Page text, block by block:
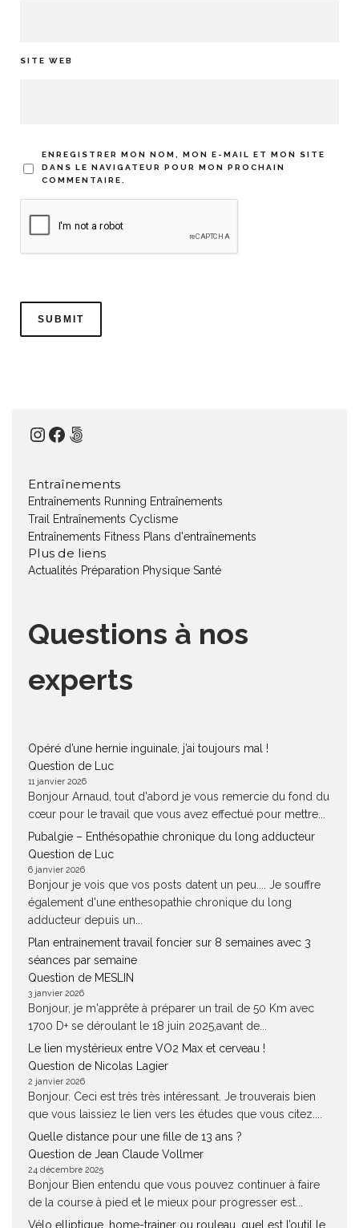
SITE WEB
ENREGISTRER MON NOM, MON E-MAIL ET MON SITE
DANS LE NAVIGATEUR POUR MON PROCHAIN
COMMENTAIRE.
Instagram
Facebook
500px
Entraînements
Entraînements Running Entraînements
Trail
Entraînements Cyclisme
Entraînements Fitness Plans d'entraînements
Plus de liens
Actualités Préparation Physique Santé
Questions à nos
experts
Opéré d’une hernie inguinale, j’ai toujours mal !
Question de Luc
11 janvier 2026
Bonjour Arnaud, tout d'abord je vous remercie du fond du
cœur pour le travail que vous avez effectué pour mettre...
Pubalgie – Enthésopathie chronique du long adducteur
Question de Luc
6 janvier 2026
Bonjour je vois que vos posts datent un peu.... Je souffre
également d'une enthesopathie chronique du long
adducteur depuis un...
Plan entrainement travail foncier sur 8 semaines avec 3
séances par semaine
Question de MESLIN
3 janvier 2026
Bonjour, je m'apprête à préparer un trail de 50 Km avec
1700 D+ se déroulant le 18 juin 2025,avant de...
Le lien mystérieux entre VO2 Max et cerveau !
Question de Nicolas Lagier
2 janvier 2026
Bonjour. Ceci est très très intéressant. Je trouverais bien
que vous laissiez le lien vers les études que vous citez....
Quelle distance pour une fille de 13 ans ?
Question de Jean Claude Vollmer
24 décembre 2025
Bonjour Bien entendu que vous pouvez continuer à faire
de la course à pied et le mieux pour progresser est...
Vélo elliptique, home-trainer ou rouleau, quel est l’outil le